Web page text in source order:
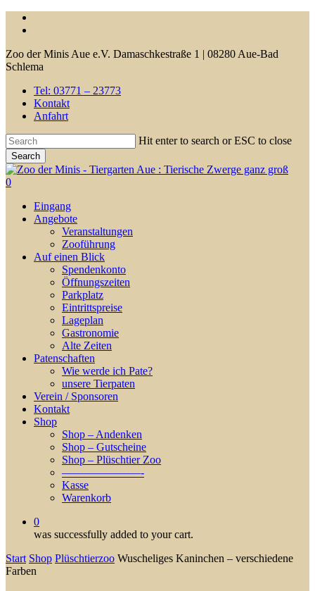
Skip
content
Zoo der Minis Aue e.V. Damaschkestraße 1 | 08280 Aue-Bad
Schlema
Tel: 03771 – 23773
Kontakt
Anfahrt
Hit enter to search or ESC to close
Search
Close
Search
0
Eingang
Angebote
Veranstaltungen
Zooführung
Auf einen Blick
Spendenkonto
Öffnungszeiten
Parkplatz
Eintrittspreise
Lageplan
Gastronomie
Alte Zeiten
Patenschaften
Wie werde ich Pate?
unsere Tierpaten
Verein / Sponsoren
Kontakt
Shop
Shop – Andenken
Shop – Gutscheine
Shop – Plüschtier Zoo
———————-
Kasse
Warenkorb
0
was successfully added to your cart.
Start Shop Plüschtierzoo Wuscheliges Kaninchen – verschiedene
Farben